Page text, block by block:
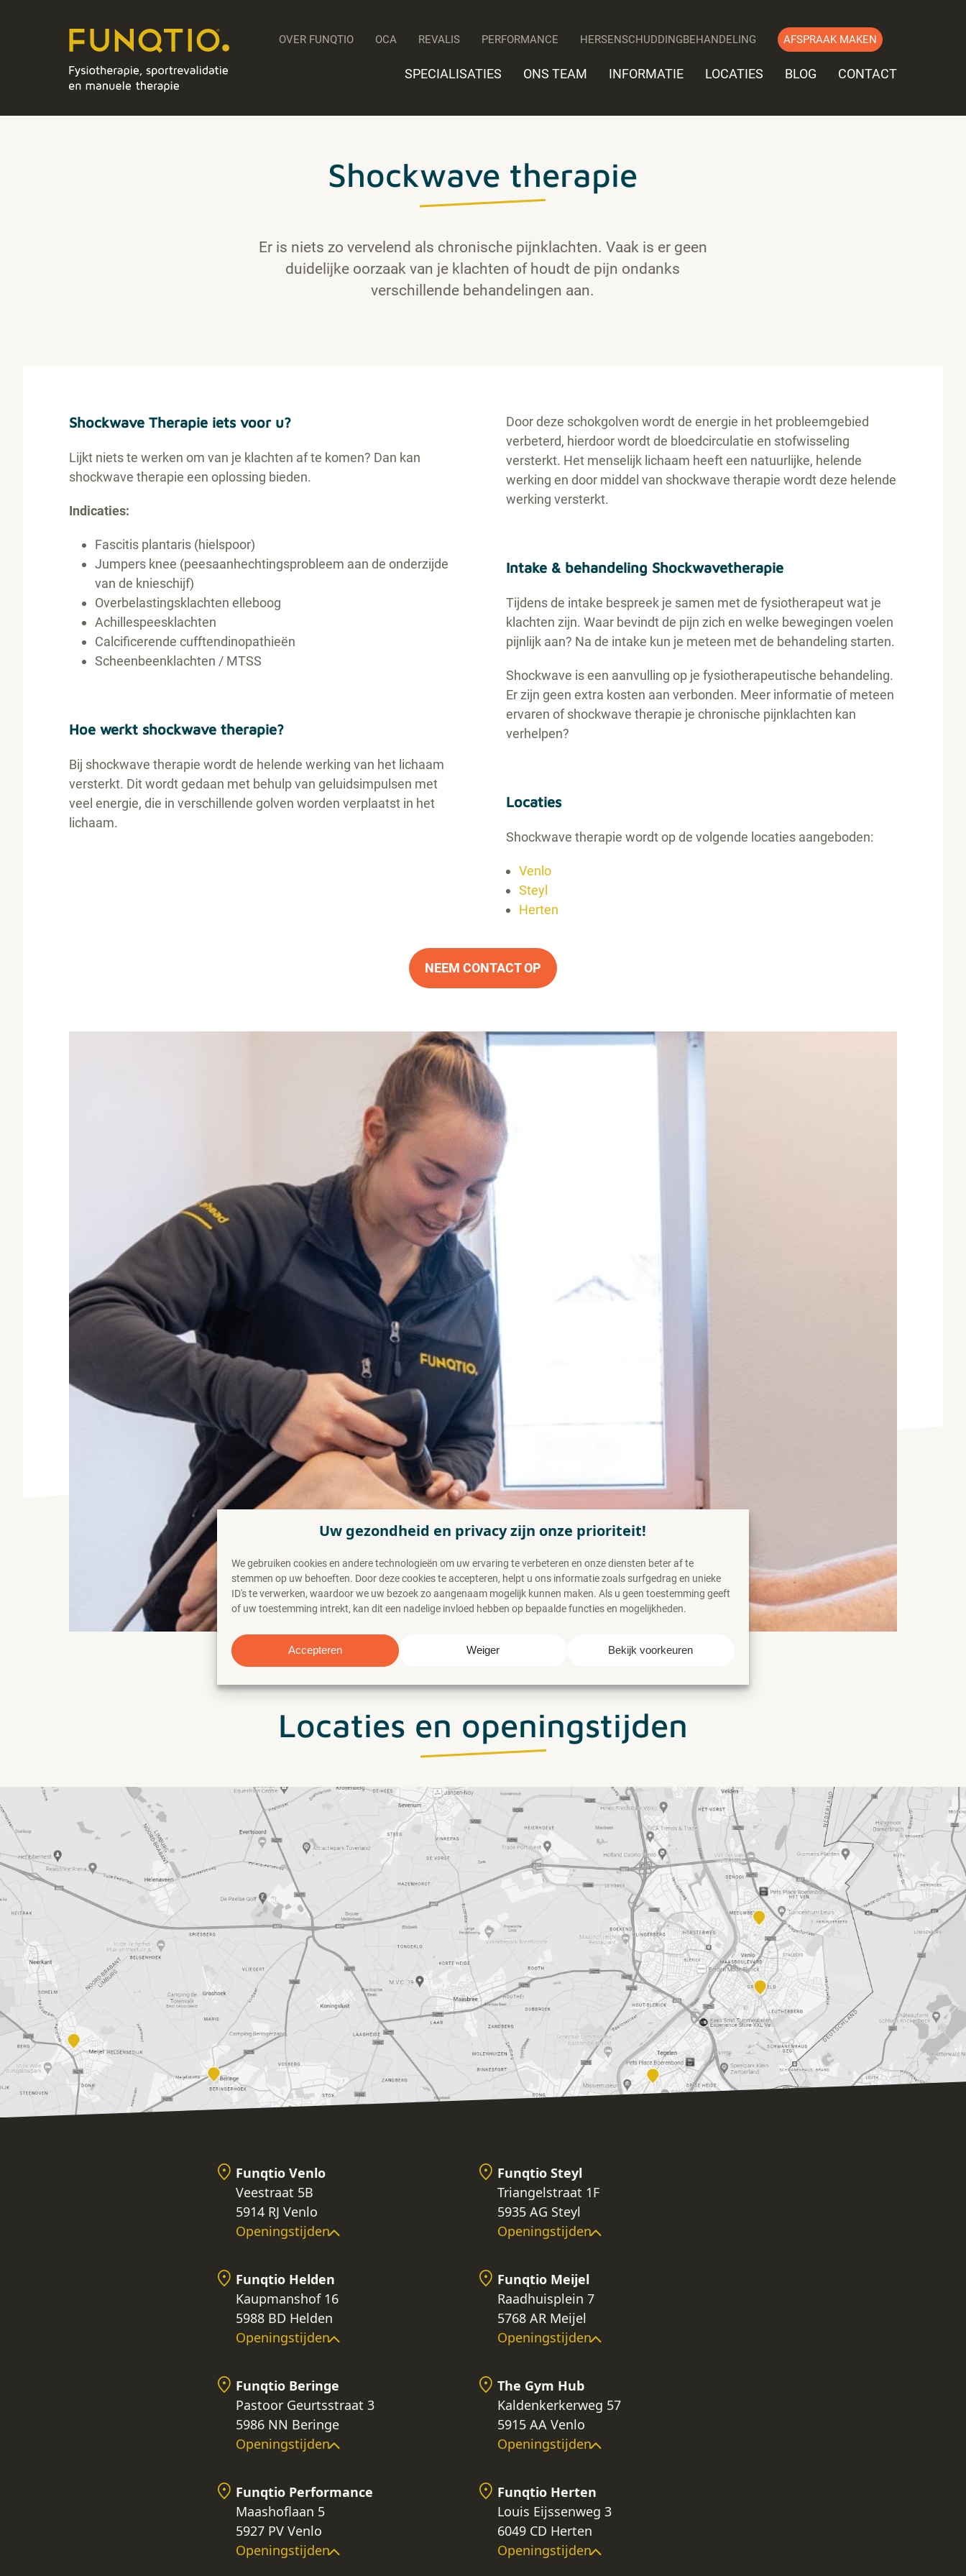
Uw gezondheid en privacy zijn onze prioriteit!
We gebruiken cookies en andere technologieën om uw ervaring te verbeteren en onze diensten beter af te
stemmen op uw behoeften. Door deze cookies te accepteren, helpt u ons informatie zoals surfgedrag en unieke
ID's te verwerken, waardoor we uw bezoek zo aangenaam mogelijk kunnen maken. Als u geen toestemming geeft
of uw toestemming intrekt, kan dit een nadelige invloed hebben op bepaalde functies en mogelijkheden.
Accepteren Weiger Bekijk voorkeuren
OVER FUNQTIO OCA REVALIS PERFORMANCE HERSENSCHUDDINGBEHANDELING AFSPRAAK MAKEN
SPECIALISATIES ONS TEAM INFORMATIE LOCATIES BLOG CONTACT
Shockwave therapie
Er is niets zo vervelend als chronische pijnklachten. Vaak is er geen
duidelijke oorzaak van je klachten of houdt de pijn ondanks
verschillende behandelingen aan.
Shockwave Therapie iets voor u?
Lijkt niets te werken om van je klachten af te komen? Dan kan
shockwave therapie een oplossing bieden.
Indicaties:
Fascitis plantaris (hielspoor)
Jumpers knee (peesaanhechtingsprobleem aan de onderzijde
van de knieschijf)
Overbelastingsklachten elleboog
Achillespeesklachten
Calcificerende cufftendinopathieën
Scheenbeenklachten / MTSS
Hoe werkt shockwave therapie?
Bij shockwave therapie wordt de helende werking van het lichaam
versterkt. Dit wordt gedaan met behulp van geluidsimpulsen met
veel energie, die in verschillende golven worden verplaatst in het
lichaam.
Door deze schokgolven wordt de energie in het probleemgebied
verbeterd, hierdoor wordt de bloedcirculatie en stofwisseling
versterkt. Het menselijk lichaam heeft een natuurlijke, helende
werking en door middel van shockwave therapie wordt deze helende
werking versterkt.
Intake & behandeling Shockwavetherapie
Tijdens de intake bespreek je samen met de fysiotherapeut wat je
klachten zijn. Waar bevindt de pijn zich en welke bewegingen voelen
pijnlijk aan? Na de intake kun je meteen met de behandeling starten.
Shockwave is een aanvulling op je fysiotherapeutische behandeling.
Er zijn geen extra kosten aan verbonden. Meer informatie of meteen
ervaren of shockwave therapie je chronische pijnklachten kan
verhelpen?
Locaties
Shockwave therapie wordt op de volgende locaties aangeboden:
Venlo
Steyl
Herten
NEEM CONTACT OP
Locaties en openingstijden
Funqtio Venlo
Veestraat 5B
5914 RJ Venlo
Openingstijden
Funqtio Steyl
Triangelstraat 1F
5935 AG Steyl
Openingstijden
Funqtio Helden
Kaupmanshof 16
5988 BD Helden
Openingstijden
Funqtio Meijel
Raadhuisplein 7
5768 AR Meijel
Openingstijden
Funqtio Beringe
Pastoor Geurtsstraat 3
5986 NN Beringe
Openingstijden
The Gym Hub
Kaldenkerkerweg 57
5915 AA Venlo
Openingstijden
Funqtio Performance
Maashoflaan 5
5927 PV Venlo
Openingstijden
Funqtio Herten
Louis Eijssenweg 3
6049 CD Herten
Openingstijden